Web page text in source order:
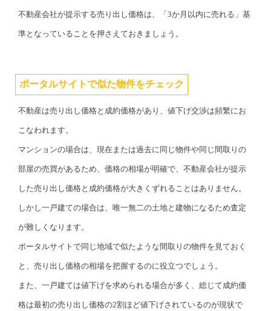
不動産会社が提示する売り出し価格は、「3か月以内に売れる」基
準となっていることを押さえておきましょう。
ポータルサイトで似た物件をチェック
不動産は売り出し価格と成約価格があり、値下げ交渉は頻繁にお
こなわれます。
マンションの場合は、現在または過去に同じ物件や同じ間取りの
部屋の売買があるため、価格の相場が明確で、不動産会社が提示
した売り出し価格と成約価格が大きくずれることはありません。
しかし一戸建ての場合は、唯一無二の土地と建物になるため査定
が難しくなります。
ポータルサイトで同じ地域で似たような間取りの物件を見ておく
と、売り出し価格の相場を把握するのに役立つでしょう。
また、一戸建ては値下げを求められる場合が多く、総じて成約価
格は最初の売り出し価格の2割ほど値下げされているのが現状で